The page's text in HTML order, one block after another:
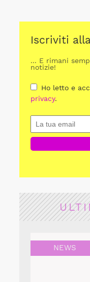
Iscriviti
... E rimani
notizie!
Ho letto e
privacy.
NEWS